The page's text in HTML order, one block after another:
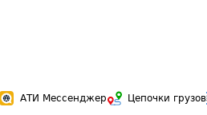
АТИ Мессенджер Цепочки грузов